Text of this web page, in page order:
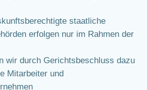
staatliche
erfolgen nur im Rahmen der
wir durch Gerichtsbeschluss dazu
Mitarbeiter und